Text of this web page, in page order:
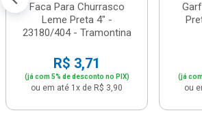
Faca Para Churrasco
Leme Preta 4" -
23180/404 - Tramontina
R$ 3,71
(já com 5% de desconto no PIX)
ou em até 1x de R$ 3,90
(já
ou